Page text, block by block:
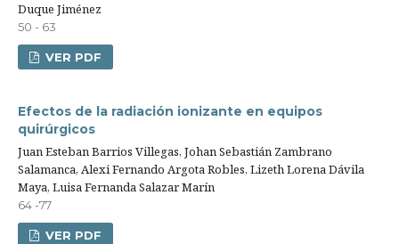
Duque Jiménez
50 - 63
VER PDF
Efectos de la radiación ionizante en equipos
quirúrgicos
Juan Esteban Barrios Villegas, Johan Sebastián Zambrano
Salamanca, Alexi Fernando Argota Robles, Lizeth Lorena Dávila
Maya, Luisa Fernanda Salazar Marín
64 -77
VER PDF